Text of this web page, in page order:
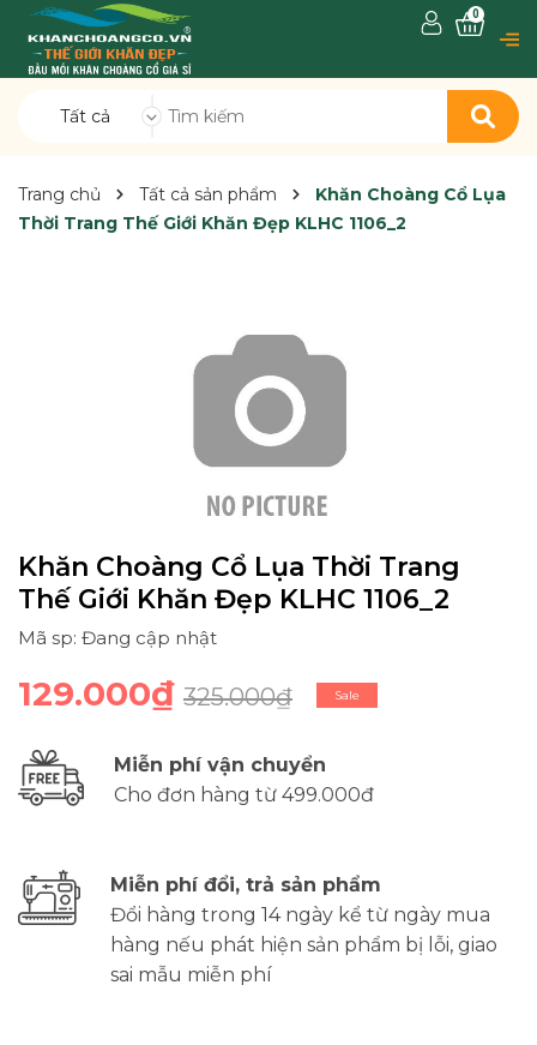
Tất cả
0
Trang chủ Tất cả sản phẩm
Khăn Choàng Cổ Lụa
Thời Trang Thế Giới Khăn Đẹp KLHC 1106_2
Khăn Choàng Cổ Lụa Thời Trang
Thế Giới Khăn Đẹp KLHC 1106_2
Mã sp: Đang cập nhật
129.000₫ 325.000₫ Sale
Miễn phí vận chuyển
Cho đơn hàng từ 499.000đ
Miễn phí đổi, trả sản phẩm
Đổi hàng trong 14 ngày kể từ ngày mua
hàng nếu phát hiện sản phẩm bị lỗi, giao
sai mẫu miễn phí